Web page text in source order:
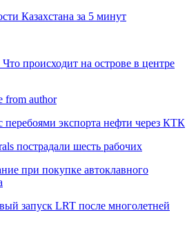
Казахстана за 5 минут
происходит на острове в центре
from author
перебоями экспорта нефти через КТК
пострадали шесть рабочих
при покупке автоклавного
запуск LRT после многолетней